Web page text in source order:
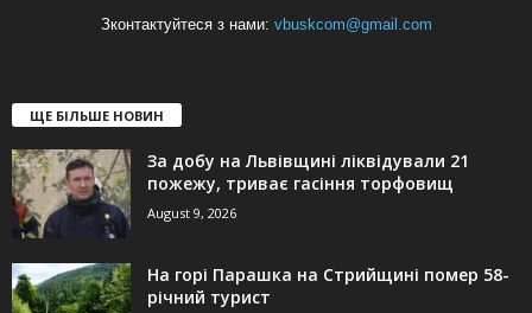
Зконтактуйтеся з нами: vbuskcom@gmail.com
ЩЕ БІЛЬШЕ НОВИН
За добу на Львівщині ліквідували 21
пожежу, триває гасіння торфовищ
August 9, 2026
На горі Парашка на Стрийщині помер 58-
річний турист